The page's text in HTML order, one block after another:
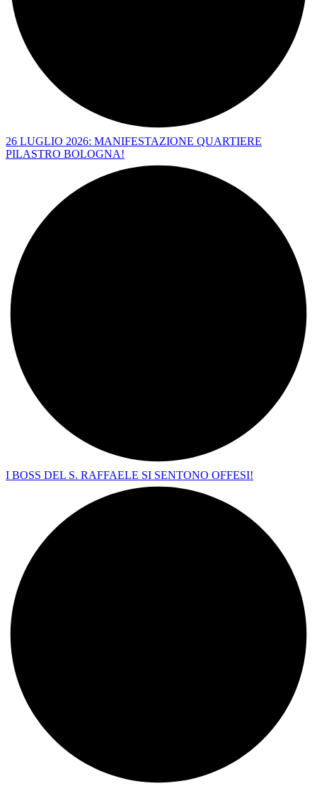
26 LUGLIO 2026: MANIFESTAZIONE QUARTIERE
PILASTRO BOLOGNA!
I BOSS DEL S. RAFFAELE SI SENTONO OFFESI!